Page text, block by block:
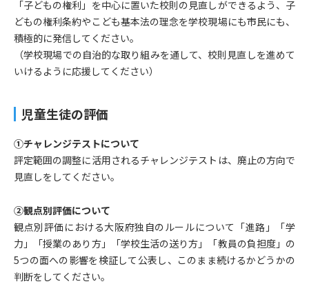
「子どもの権利」を中心に置いた校則の見直しができるよう、子
どもの権利条約やこども基本法の理念を学校現場にも市民にも、
積極的に発信してください。
（学校現場での自治的な取り組みを通して、校則見直しを進めて
いけるように応援してください）
児童生徒の評価
①チャレンジテストについて
評定範囲の調整に活用されるチャレンジテストは、廃止の方向で
見直しをしてください。
②観点別評価について
観点別評価における大阪府独自のルールについて「進路」「学
力」「授業のあり方」「学校生活の送り方」「教員の負担度」の
5つの面への影響を検証して公表し、このまま続けるかどうかの
判断をしてください。